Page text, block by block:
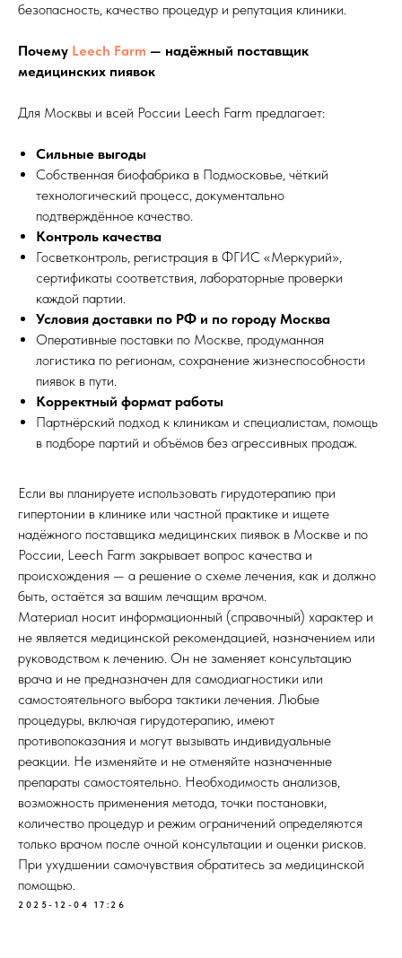
безопасность, качество процедур и репутация клиники.
Почему Leech Farm — надёжный поставщик
медицинских пиявок
Для Москвы и всей России Leech Farm предлагает:
Сильные выгоды
Собственная биофабрика в Подмосковье, чёткий
технологический процесс, документально
подтверждённое качество.
Контроль качества
Госветконтроль, регистрация в ФГИС «Меркурий»,
сертификаты соответствия, лабораторные проверки
каждой партии.
Условия доставки по РФ и по городу Москва
Оперативные поставки по Москве, продуманная
логистика по регионам, сохранение жизнеспособности
пиявок в пути.
Корректный формат работы
Партнёрский подход к клиникам и специалистам, помощь
в подборе партий и объёмов без агрессивных продаж.
Если вы планируете использовать гирудотерапию при
гипертонии в клинике или частной практике и ищете
надёжного поставщика медицинских пиявок в Москве и по
России, Leech Farm закрывает вопрос качества и
происхождения — а решение о схеме лечения, как и должно
быть, остаётся за вашим лечащим врачом.
Материал носит информационный (справочный) характер и
не является медицинской рекомендацией, назначением или
руководством к лечению. Он не заменяет консультацию
врача и не предназначен для самодиагностики или
самостоятельного выбора тактики лечения. Любые
процедуры, включая гирудотерапию, имеют
противопоказания и могут вызывать индивидуальные
реакции. Не изменяйте и не отменяйте назначенные
препараты самостоятельно. Необходимость анализов,
возможность применения метода, точки постановки,
количество процедур и режим ограничений определяются
только врачом после очной консультации и оценки рисков.
При ухудшении самочувствия обратитесь за медицинской
помощью.
2025-12-04 17:26